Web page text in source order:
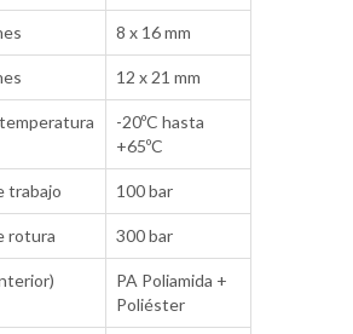
8 x 16 mm
12 x 21 mm
-20ºC hasta
+65ºC
trabajo 100 bar
rotura 300 bar
PA Poliamida +
Poliéster